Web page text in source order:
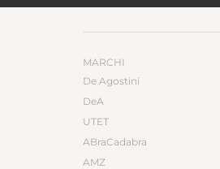
MARCHI
De Agostini
DeA
UTET
ABraCadabra
AMZ